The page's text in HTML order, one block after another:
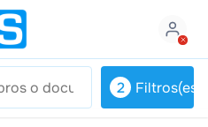
2 Filtros(es)